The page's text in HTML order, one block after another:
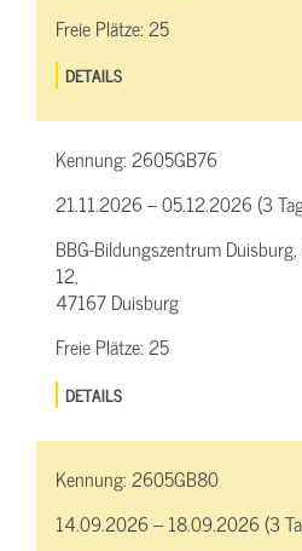
Freie Plätze:25
DETAILS
Kennung:2605GB76
21.11.2026 – 05.12.2026 (3
BBG-Bildungszentrum
12,
47167 Duisburg
Freie Plätze:25
DETAILS
Kennung:2605GB80
14.09.2026 – 18.09.2026 (3